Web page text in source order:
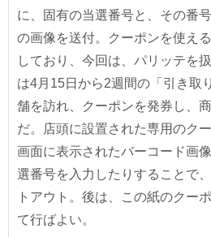
に、固有の当選番号と、その番
の画像を送付。クーポンを使え
しており、今回は、パリッテを
は4月15日から2週間の「引き取
舗を訪れ、クーポンを発券し、
だ。店頭に設置された専用のク
画面に表示されたバーコード画
選番号を入力したりすることで
トアウト。後は、この紙のクー
て行ばよい。